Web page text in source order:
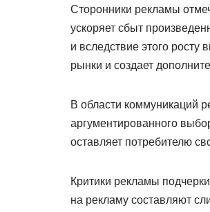
Сторонники рекламы
ускоряет сбыт
и вследствие этого
рынки и создает
В области коммуникаций
аргументированного
оставляет потребителю
Критики рекламы
на рекламу составляют